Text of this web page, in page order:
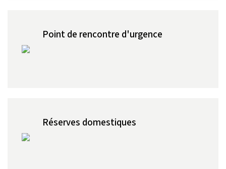
Point de rencontre d'urgence
Réserves domestiques